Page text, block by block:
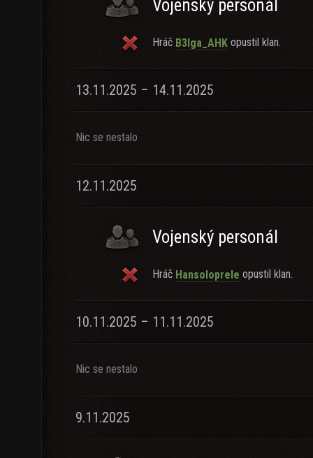
Vojenský personál
Hráč B3lga_AHK opustil klan.
13.11.2025 – 14.11.2025
Nic se nestalo
12.11.2025
Vojenský personál
Hráč Hansoloprele opustil klan.
10.11.2025 – 11.11.2025
Nic se nestalo
9.11.2025